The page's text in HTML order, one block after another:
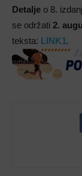
Detalje o 8.
se održati 2.
teksta: LINK1.